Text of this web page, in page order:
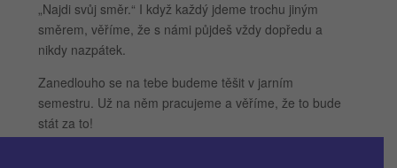
„Najdi svůj směr.“ I když každý jdeme trochu jiným
směrem, věříme, že s námi půjdeš vždy dopředu a
nikdy nazpátek.
Zanedlouho se na tebe budeme těšit v jarním
semestru. Už na něm pracujeme a věříme, že to bude
stát za to!